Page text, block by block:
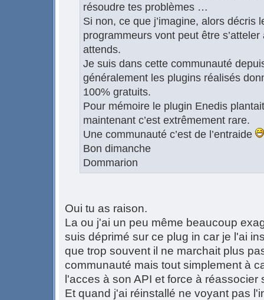
résoudre tes problèmes …
Si non, ce que j’imagine, alors décris
programmeurs vont peut être
attends.
Je suis dans cette communauté
généralement les plugins réalisés
100% gratuits.
Pour mémoire le plugin Enedis
maintenant c’est extrêmement rare.
Une communauté c’est de l’entraide
Bon dimanche
Dommarion
Oui tu as raison.
La ou j'ai un peu même beaucoup
suis déprimé sur ce plug in car je l'ai
que trop souvent il ne marchait plus
communauté mais tout simplement à
l'acces à son API et force à réassocier
Et quand j'ai réinstallé ne voyant pas